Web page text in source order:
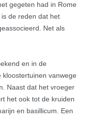
gegeten had in Rome
is de reden dat het
Net als
en in de
kloostertuinen vanwege
Naast dat het vroeger
het ook tot de kruiden
en basillicum. Een